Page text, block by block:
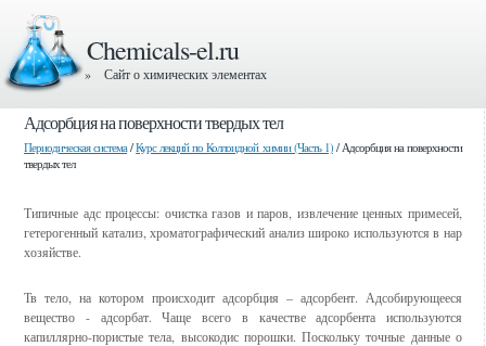
Chemicals-el.ru
» Сайт о химических элементах
Адсорбция на поверхности твердых тел
Периодическая система/Курс лекций по Коллоидной химии (Часть 1)/ Адсорбция на поверхности
твердых тел
Типичные адс процессы: очистка газов и паров, извлечение ценных примесей,
гетерогенный катализ, хроматографический анализ широко используются в нар
хозяйстве.
Тв тело, на котором происходит адсорбция – адсорбент. Адсобирующееся
вещество - адсорбат. Чаще всего в качестве адсорбента используются
капиллярно-пористые тела, высокодис порошки. Поскольку точные данные о